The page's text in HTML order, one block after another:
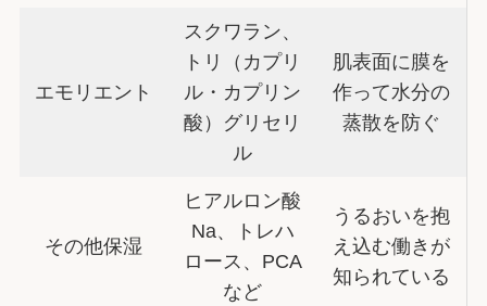
エモリエント
スクワラン、
トリ（カプリ
ル・カプリン
酸）グリセリ
ル
肌表面に膜を
作って水分の
蒸散を防ぐ
その他保湿
ヒアルロン酸
Na、トレハ
ロース、PCA
など
うるおいを抱
え込む働きが
知られている